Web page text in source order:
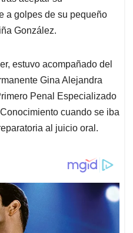
a golpes de su pequeño
González.
estuvo acompañado del
Gina Alejandra
Penal Especializado
cuando se iba
al juicio oral.